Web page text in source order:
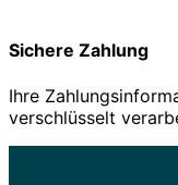
Sichere Zahlung
Ihre
verschlüsselt